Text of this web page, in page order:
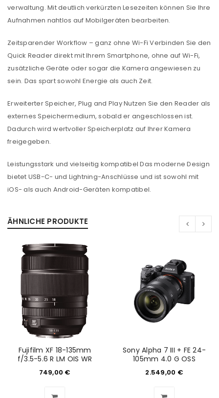
ANMELDEN
Benutzername oder E-Mail-Adresse*
Passwort*
verwaltung. Mit deutlich verkürzten Lesezeiten können Sie Ihre
Aufnahmen nahtlos auf Mobilgeräten bearbeiten.
Zeitsparender Workflow – ganz ohne Wi-Fi Verbinden Sie den
Quick Reader direkt mit Ihrem Smartphone, ohne auf Wi-Fi,
zusätzliche Geräte oder sogar die Kamera angewiesen zu
sein. Das spart sowohl Energie als auch Zeit.
Erweiterter Speicher, Plug and Play Nutzen Sie den Reader als
externes Speichermedium, sobald er angeschlossen ist.
Dadurch wird wertvoller Speicherplatz auf Ihrer Kamera
freigegeben.
Leistungsstark und vielseitig kompatibel Das moderne Design
bietet USB-C- und Lightning-Anschlüsse und ist sowohl mit
iOS- als auch Android-Geräten kompatibel.
ÄHNLICHE PRODUKTE
Fujifilm XF 18-135mm
f/3.5-5.6 R LM OIS WR
749,00 €
Sony Alpha 7 III + FE 24-
105mm 4.0 G OSS
2.549,00 €